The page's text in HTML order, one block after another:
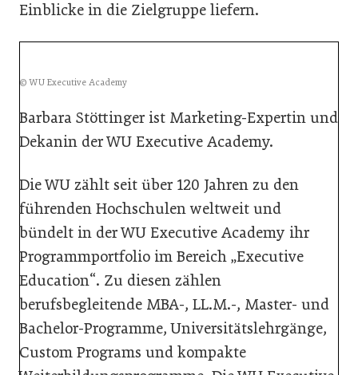
Einblicke in die Zielgruppe liefern.
© WU Executive Academy
Barbara Stöttinger ist Marketing-Expertin und
Dekanin der WU Executive Academy.
Die WU zählt seit über 120 Jahren zu den
führenden Hochschulen weltweit und
bündelt in der WU Executive Academy ihr
Programmportfolio im Bereich „Executive
Education“. Zu diesen zählen
berufsbegleitende MBA-, LL.M.-, Master- und
Bachelor-Programme, Universitätslehrgänge,
Custom Programs und kompakte